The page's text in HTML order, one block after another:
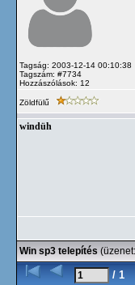
Tagság: 2003-12-14 00:10:38
Tagszám: #7734
Hozzászólások: 12
Zöldfülű
windüh
Win sp3 telepítés (üzenet:
/ 1